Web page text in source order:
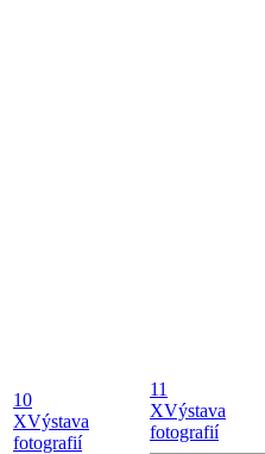
10
XVýstava
fotografií
11
XVýstava
fotografií